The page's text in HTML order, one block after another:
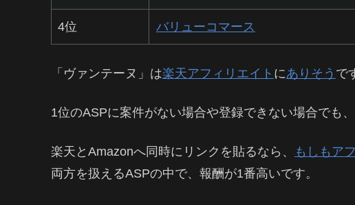
4位 バリューコマース
「ヴァンテーヌ」は楽天アフィリエイト にありそう で
1位のASPに案件がない場合や登録できない場合でも、
楽天とAmazonへ同時にリンクを貼るなら、 もしもア
両方を扱えるASPの中で、報酬が1番高いです。